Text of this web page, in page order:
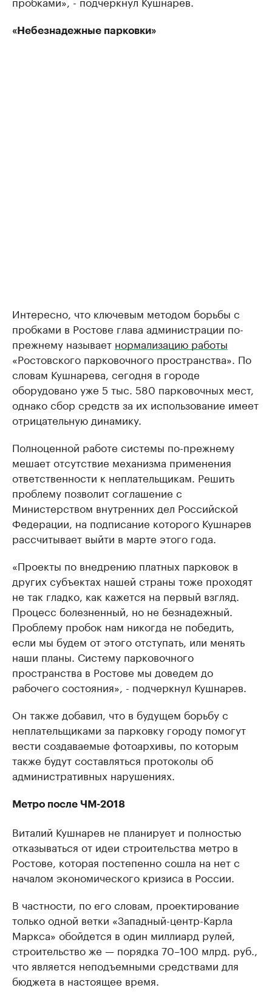
«Небезнадежные парковки»
Интересно, что ключевым методом борьбы с
пробками в Ростове глава администрации по-
прежнему называет нормализацию работы
«Ростовского парковочного пространства». По
словам Кушнарева, сегодня в городе
оборудовано уже 5 тыс. 580 парковочных мест,
однако сбор средств за их использование имеет
отрицательную динамику.
Полноценной работе системы по-прежнему
мешает отсутствие механизма применения
ответственности к неплательщикам. Решить
проблему позволит соглашение с
Министерством внутренних дел Российской
Федерации, на подписание которого Кушнарев
рассчитывает выйти в марте этого года.
«Проекты по внедрению платных парковок в
других субъектах нашей страны тоже проходят
не так гладко, как кажется на первый взгляд.
Процесс болезненный, но не безнадежный.
Проблему пробок нам никогда не победить,
если мы будем от этого отступать, или менять
наши планы. Систему парковочного
пространства в Ростове мы доведем до
рабочего состояния», - подчеркнул Кушнарев.
Он также добавил, что в будущем борьбу с
неплательщиками за парковку городу помогут
вести создаваемые фотоархивы, по которым
также будут составляться протоколы об
административных нарушениях.
Метро после ЧМ-2018
Виталий Кушнарев не планирует и полностью
отказываться от идеи строительства метро в
Ростове, которая постепенно сошла на нет с
началом экономического кризиса в России.
В частности, по его словам, проектирование
только одной ветки «Западный-центр-Карла
Маркса» обойдется в один миллиард рулей,
строительство же — порядка 70–100 млрд. руб.,
что является неподъемными средствами для
бюджета в настоящее время.